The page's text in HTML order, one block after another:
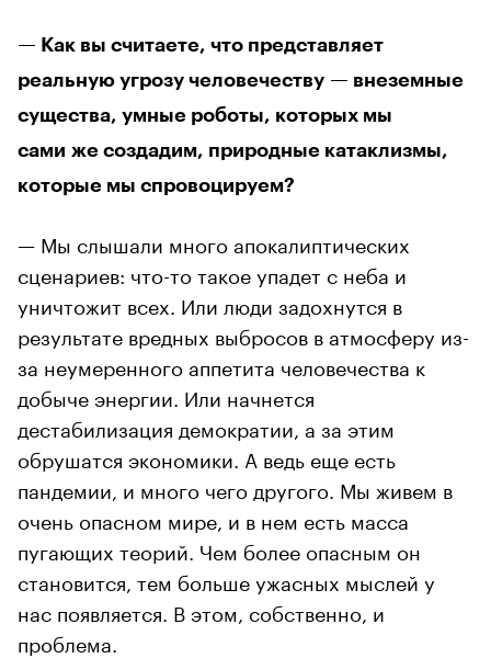
— Как вы считаете, что представляет
реальную угрозу человечеству — внеземные
существа, умные роботы, которых мы
сами же создадим, природные катаклизмы,
которые мы спровоцируем?
— Мы слышали много апокалиптических
сценариев: что-то такое упадет с неба и
уничтожит всех. Или люди задохнутся в
результате вредных выбросов в атмосферу из-
за неумеренного аппетита человечества к
добыче энергии. Или начнется
дестабилизация демократии, а за этим
обрушатся экономики. А ведь еще есть
пандемии, и много чего другого. Мы живем в
очень опасном мире, и в нем есть масса
пугающих теорий. Чем более опасным он
становится, тем больше ужасных мыслей у
нас появляется. В этом, собственно, и
проблема.